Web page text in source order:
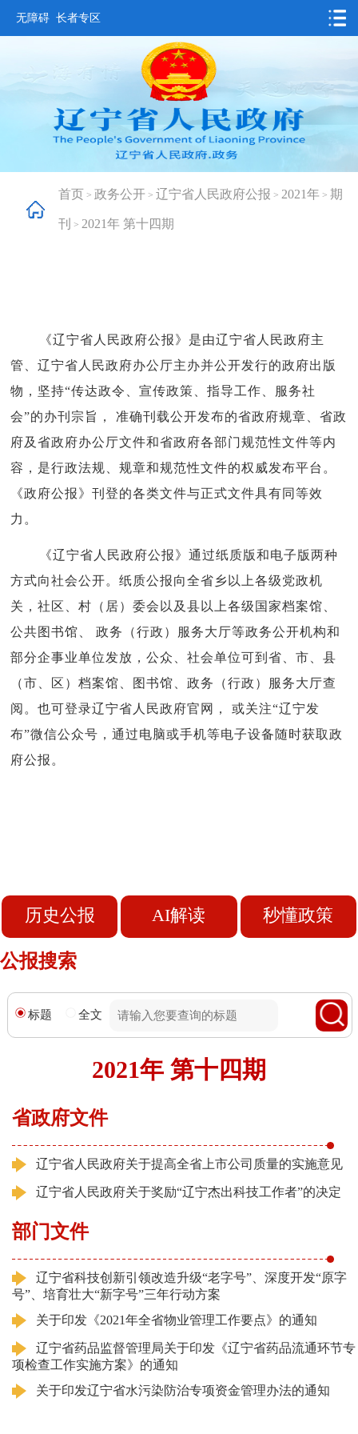
无障碍 长者专区
要闻动态
政务公开
互动交流
首页 > 政务公开 > 辽宁省人民政府公报 > 2021年 > 期
刊 > 2021年 第十四期
《辽宁省人民政府公报》是由辽宁省人民政府主
管、辽宁省人民政府办公厅主办并公开发行的政府出版
物，坚持“传达政令、宣传政策、指导工作、服务社
会”的办刊宗旨， 准确刊载公开发布的省政府规章、省政
府及省政府办公厅文件和省政府各部门规范性文件等内
容，是行政法规、规章和规范性文件的权威发布平台。
《政府公报》刊登的各类文件与正式文件具有同等效
力。
《辽宁省人民政府公报》通过纸质版和电子版两种
方式向社会公开。纸质公报向全省乡以上各级党政机
关，社区、村（居）委会以及县以上各级国家档案馆、
公共图书馆、 政务（行政）服务大厅等政务公开机构和
部分企事业单位发放，公众、社会单位可到省、市、县
（市、区）档案馆、图书馆、政务（行政）服务大厅查
阅。也可登录辽宁省人民政府官网， 或关注“辽宁发
布”微信公众号，通过电脑或手机等电子设备随时获取政
府公报。
历史公报 AI解读 秒懂政策
公报搜索
标题 全文
2021年 第十四期
省政府文件
辽宁省人民政府关于提高全省上市公司质量的实施意见
辽宁省人民政府关于奖励“辽宁杰出科技工作者”的决定
部门文件
辽宁省科技创新引领改造升级“老字号”、深度开发“原字
号”、培育壮大“新字号”三年行动方案
关于印发《2021年全省物业管理工作要点》的通知
辽宁省药品监督管理局关于印发《辽宁省药品流通环节专
项检查工作实施方案》的通知
关于印发辽宁省水污染防治专项资金管理办法的通知